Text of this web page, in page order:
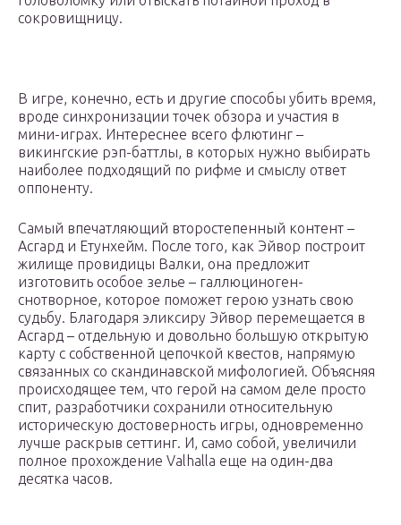
сокровищницу.
В игре, конечно, есть и другие способы убить время,
вроде синхронизации точек обзора и участия в
мини-играх. Интереснее всего флютинг –
викингские рэп-баттлы, в которых нужно выбирать
наиболее подходящий по рифме и смыслу ответ
оппоненту.
Самый впечатляющий второстепенный контент –
Асгард и Етунхейм. После того, как Эйвор построит
жилище провидицы Валки, она предложит
изготовить особое зелье – галлюциноген-
снотворное, которое поможет герою узнать свою
судьбу. Благодаря эликсиру Эйвор перемещается в
Асгард – отдельную и довольно большую открытую
карту с собственной цепочкой квестов, напрямую
связанных со скандинавской мифологией. Объясняя
происходящее тем, что герой на самом деле просто
спит, разработчики сохранили относительную
историческую достоверность игры, одновременно
лучше раскрыв сеттинг. И, само собой, увеличили
полное прохождение Valhalla еще на один-два
десятка часов.